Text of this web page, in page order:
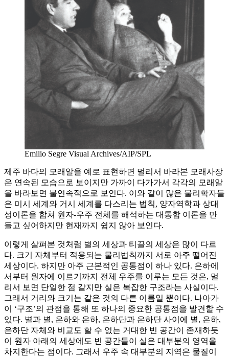
Emilio Segre Visual Archives/AIP/SPL
제주 바다의 모래알을 예로 표현하면 멀리서 바라본 모래사장
은 연속된 모습으로 보이지만 가까이 다가가서 각각의 모래알
을 바라보면 불연속적으로 보인다. 이와 같이 많은 물리학자들
은 미시 세계와 거시 세계를 다스리는 법칙, 양자역학과 상대
성이론을 합쳐 원자-우주 전체를 해석하는 대통합 이론을 만
들고 싶어하지만 현재까지 쉽지 않아 보인다.
이렇게 살펴본 것처럼 별의 세상과 티끌의 세상은 많이 다르
다. 크기 자체부터 적용되는 물리법칙까지 서로 아주 떨어진
세상이다. 하지만 아주 근본적인 공통점이 하나 있다. 은하에
서부터 원자에 이르기까지 전체 우주를 이루는 모든 것은, 멀
리서 보면 단일한 점 같지만 실은 복잡한 구조라는 사실이다.
그래서 거리와 크기는 같은 것의 다른 이름일 뿐이다. 나아가
이 ‘구조’의 관점을 통해 또 하나의 중요한 공통점을 발견할 수
있다. 별과 별, 은하와 은하, 은하단과 은하단 사이에 별, 은하,
은하단 자체와 비교도 할 수 없는 거대한 빈 공간이 존재하듯
이 원자 아래의 세상에도 빈 공간들이 실은 대부분의 영역을
차지한다는 점이다. 그래서 우주 속 대부분의 지역은 물질이